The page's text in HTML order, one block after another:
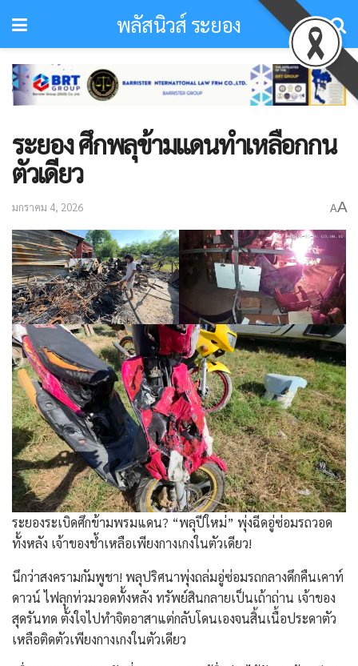
พลัสนิวส์ ระยอง
ระยอง ศึกพลุข้ามแดนทำเหลือกกน
ตัวเดียว
มกราคม 4, 2026 AA
ระยองระเบิดศึกข้ามพรมแดน? “พลุปีใหม่” พุ่งฉีดอู่ซ่อมรถวอด
ทั้งหลัง เจ้าของช้ำเหลือเพียงกางเกงในตัวเดียว!
​นึกว่าสงครามกัมพูชา! พลุปริศนาพุ่งถล่มอู่ซ่อมรถกลางดึกคืนเคาท์
ดาวน์ ไฟลุกท่วมวอดทั้งหลัง ทรัพย์สินกลายเป็นเถ้าถ่าน เจ้าของ
สุดรันทด ตั้งใจไปทำจิตอาสาแต่กลับโดนเองจนสิ้นเนื้อประดาตัว
เหลือติดตัวเพียงกางเกงในตัวเดียว